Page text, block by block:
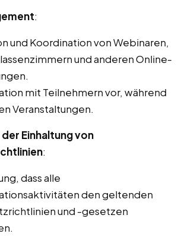
:
und Koordination von Webinaren,
und anderen Online-
mit Teilnehmern vor, während
Veranstaltungen.
Einhaltung von
:
dass alle
den geltenden
und -gesetzen